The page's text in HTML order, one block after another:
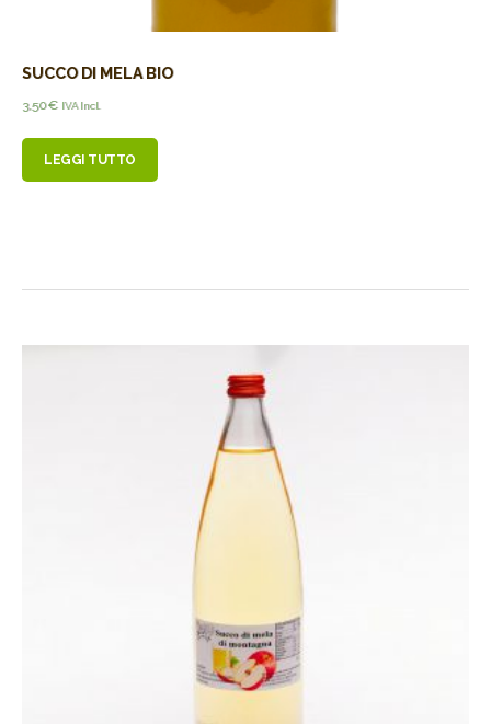
SUCCO DI MELA BIO
3,50€ IVA Incl.
LEGGI TUTTO